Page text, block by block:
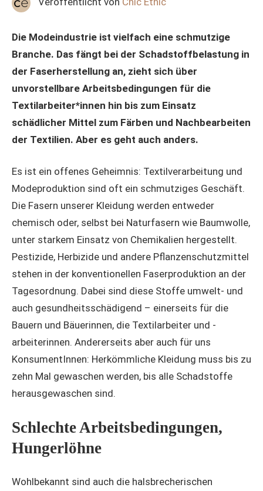
Die Modeindustrie ist vielfach eine schmutzige
Branche. Das fängt bei der Schadstoffbelastung in
der Faserherstellung an, zieht sich über
unvorstellbare Arbeitsbedingungen für die
Textilarbeiter*innen hin bis zum Einsatz
schädlicher Mittel zum Färben und Nachbearbeiten
der Textilien. Aber es geht auch anders.
Es ist ein offenes Geheimnis: Textilverarbeitung und
Modeproduktion sind oft ein schmutziges Geschäft.
Die Fasern unserer Kleidung werden entweder
chemisch oder, selbst bei Naturfasern wie Baumwolle,
unter starkem Einsatz von Chemikalien hergestellt.
Pestizide, Herbizide und andere Pflanzenschutzmittel
stehen in der konventionellen Faserproduktion an der
Tagesordnung. Dabei sind diese Stoffe umwelt- und
auch gesundheitsschädigend – einerseits für die
Bauern und Bäuerinnen, die Textilarbeiter und -
arbeiterinnen. Andererseits aber auch für uns
KonsumentInnen: Herkömmliche Kleidung muss bis zu
zehn Mal gewaschen werden, bis alle Schadstoffe
herausgewaschen sind.
Schlechte Arbeitsbedingungen,
Hungerlöhne
Wohlbekannt sind auch die halsbrecherischen